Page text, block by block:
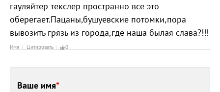
гауляйтер текслер пространно все это
оберегает.Пацаны,бушуевские потомки,пора
вывозить грязь из города,где наша былая слава?!!!
Имя Цитировать 0
Ваше имя*